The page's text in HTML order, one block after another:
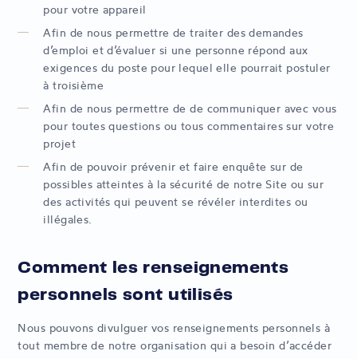
pour votre appareil
Afin de nous permettre de traiter des demandes
d’emploi et d’évaluer si une personne répond aux
exigences du poste pour lequel elle pourrait postuler
à troisième
Afin de nous permettre de de communiquer avec vous
pour toutes questions ou tous commentaires sur votre
projet
Afin de pouvoir prévenir et faire enquête sur de
possibles atteintes à la sécurité de notre Site ou sur
des activités qui peuvent se révéler interdites ou
illégales.
Comment les renseignements
personnels sont utilisés
Nous pouvons divulguer vos renseignements personnels à
tout membre de notre organisation qui a besoin d’accéder